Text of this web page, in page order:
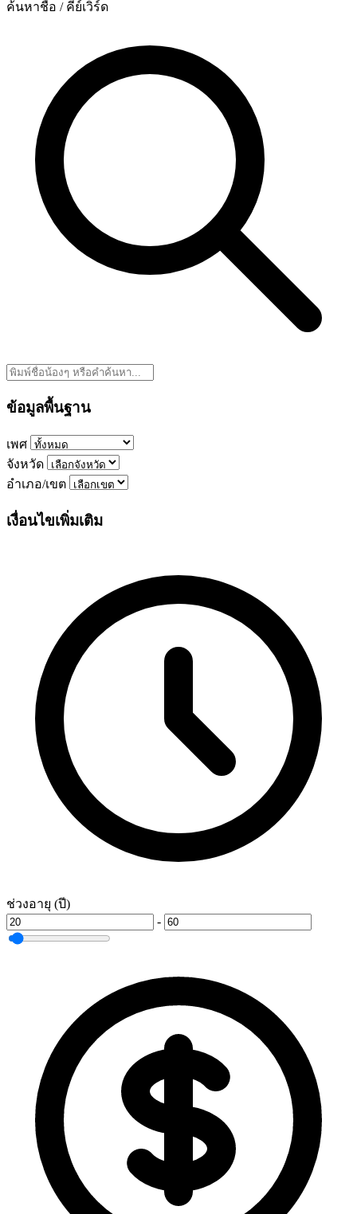
ค้นหาชื่อ / คีย์เวิร์ด
ข้อมูลพื้นฐาน
เพศ
จังหวัด
อำเภอ/เขต
เงื่อนไขเพิ่มเติม
ช่วงอายุ (ปี)
-